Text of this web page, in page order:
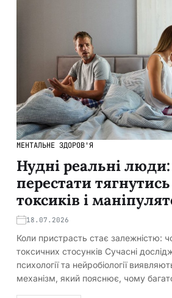
МЕНТАЛЬНЕ ЗДОРОВ'Я
Нудні реальні
перестати
токсиків і
18.07.2026
Коли пристрасть стає залежністю:
токсичних стосунків Сучасні
психології та нейробіології
механізм, який пояснює, чому